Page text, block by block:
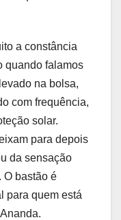
a constância
quando falamos
na bolsa,
com frequência,
solar.
para depois
da sensação
O bastão é
para quem está